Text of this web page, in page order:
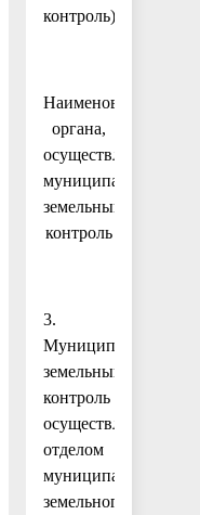
контроль).
Наименование
органа,
осуществляющего
муниципальный
земельный
контроль
3.
Муниципальный
земельный
контроль
осуществляется
отделом
муниципального
земельного